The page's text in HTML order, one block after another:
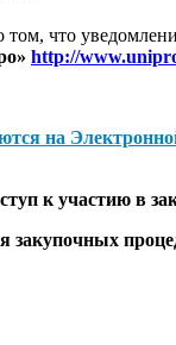
что
http://
на
к участию в
закупочных